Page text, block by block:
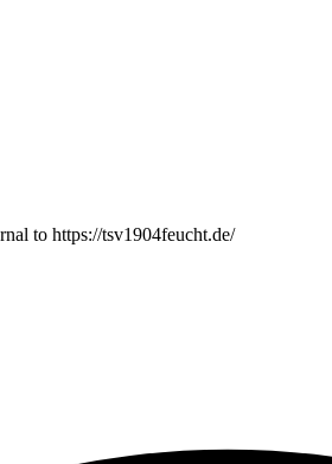
to https://tsv1904feucht.de/